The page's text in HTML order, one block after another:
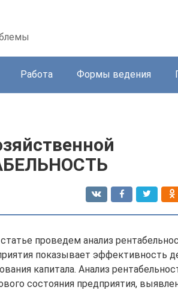
Работа Формы ведения
проведем анализ
показывает эффективность
капитала. Анализ
состояния предприятия,